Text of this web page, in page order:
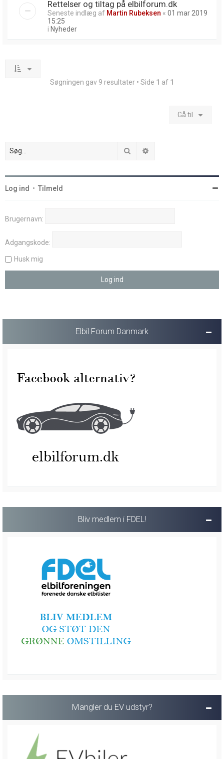
Rettelser og tiltag på elbilforum.dk
Seneste indlæg af Martin Rubeksen « 01 mar 2019
15:25
i Nyheder
Søgningen gav 9 resultater • Side 1 af 1
Gå til
Søg
Log ind • Tilmeld
Brugernavn:
Adgangskode:
Husk mig
Elbil Forum Danmark
Bliv medlem i FDEL!
Mangler du EV udstyr?